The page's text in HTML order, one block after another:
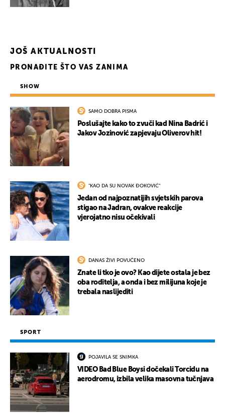
JOŠ AKTUALNOSTI
PRONAĐITE ŠTO VAS ZANIMA
SHOW
SAMO DOBRA PISMA
Poslušajte kako to zvuči kad Nina Badrić i
Jakov Jozinović zapjevaju Oliverov hit!
"KAO DA SU NOVAK ĐOKOVIĆ"
Jedan od najpoznatijih svjetskih parova
stigao na Jadran, ovakve reakcije
vjerojatno nisu očekivali
DANAS ŽIVI POVUČENO
Znate li tko je ovo? Kao dijete ostala je bez
oba roditelja, a onda i bez milijuna koje je
trebala naslijediti
SPORT
POJAVILA SE SNIMKA
VIDEO Bad Blue Boysi dočekali Torcidu na
aerodromu, izbila velika masovna tučnjava